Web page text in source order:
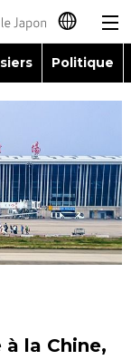
日本語
简体字
繁體字
Español
Русский
Politique
la Chine,